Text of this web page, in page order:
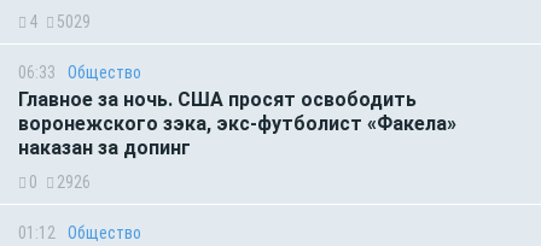
4 5029
06:33 Общество
Главное за ночь. CША просят освободить
воронежского зэка, экс-футболист «Факела»
наказан за допинг
0 2926
01:12 Общество